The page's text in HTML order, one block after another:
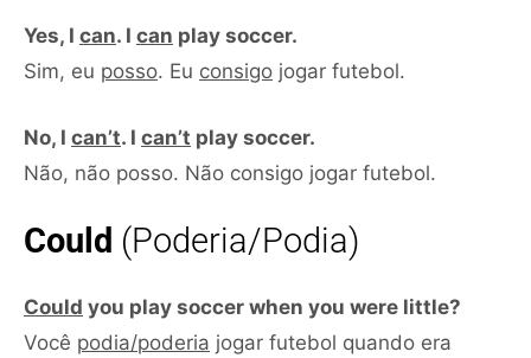
Yes, I can. I can play soccer.
Sim, eu posso. Eu consigo jogar futebol.
No, I can’t. I can’t play soccer.
Não, não posso. Não consigo jogar futebol.
Could (Poderia/Podia)
Could you play soccer when you were little?
Você podia/poderia jogar futebol quando era